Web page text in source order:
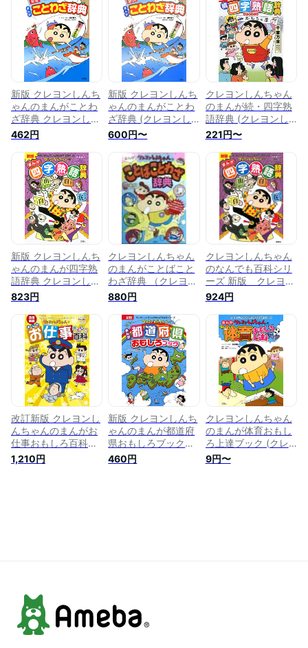
新版 クレヨンしんち
ゃんのまんがことわ
ざ辞典 クレヨンしん
ちゃんのなんでも百
科シリーズ
462円
新版 クレヨンしんち
ゃんのまんがことわ
ざ辞典 (クレヨンし
んちゃんのなんでも
百科シリーズ)
600円〜
クレヨンしんちゃん
のまんが続・四字熟
語辞典 (クレヨンし
んちゃんのなんでも
百科シリーズ)
221円〜
新版 クレヨンしんち
ゃんのまんが四字熟
語辞典 クレヨンしん
ちゃんのなんでも百
科シリーズ
823円
クレヨンしんちゃん
のまんがことばこと
わざ辞典 （クレヨン
しんちゃんのなんで
も百科シリーズ） [
造事務所 ]
880円
クレヨンしんちゃん
のなんでも百科シリ
ーズ 新版 クレヨン
しんちゃんのまんが
四字熟語辞典 [ 臼井
儀人 ]
924円
改訂新版 クレヨンし
んちゃんのまんがお
仕事おもしろ百科
(クレヨンしんちゃん
のなんでも百科シリ
1,210円
新版 クレヨンしんち
ゃんのまんが都道府
県おもしろブック
(クレヨンしんちゃん
のなんでも百科シリ
460円
クレヨンしんちゃん
のまんが体育おもし
ろ上達ブック (クレ
ヨンしんちゃんのな
んでも百科シリーズ)
9円〜